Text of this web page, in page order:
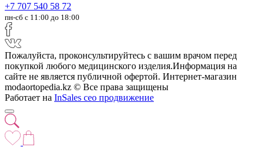
+7 707 540 58 72
пн-сб с 11:00 до 18:00
Пожалуйста, проконсультируйтесь с вашим врачом перед
покупкой любого медицинского изделия.Информация на
сайте не является публичной офертой. Интернет-магазин
modaortopedia.kz © Все права защищены
Работает на InSales сео продвижение